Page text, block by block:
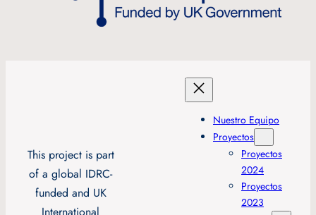
This project is part
of a global IDRC-
funded and UK
International
Nuestro Equipo
Proyectos
Proyectos
2024
Proyectos
2023